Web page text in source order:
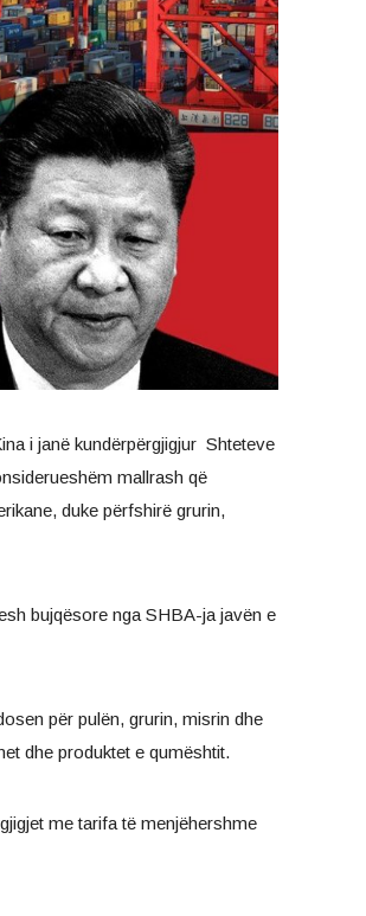
i janë kundërpërgjigjur Shteteve
mallrash që
duke përfshirë grurin,
bujqësore nga SHBA-ja javën e
për pulën, grurin, misrin dhe
dhe produktet e qumështit.
me tarifa të menjëhershme